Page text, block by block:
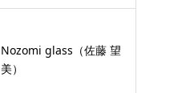
Nozomi glass（佐藤 望
美）